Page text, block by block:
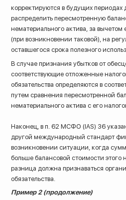
корректируются в будущих периодах
распределить пересмотренную
нематериального актива, за вычетом
(при возникновении таковой), на
оставшегося срока полезного
В случае признания убытков от
соответствующие отложенные
обязательства определяются в
путем сравнения пересмотренной
нематериального актива с его
Наконец, в п. 62 МСФО (IAS) 36
другой международный стандарт
возникновении ситуации, когда
больше балансовой стоимости этого
разница должна признаваться
обязательства.
Пример 2 (продолжение)